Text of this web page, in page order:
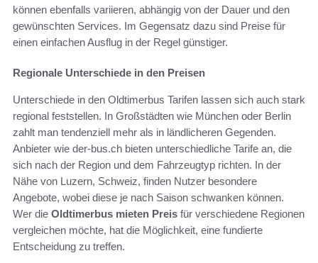
können ebenfalls variieren, abhängig von der Dauer und den
gewünschten Services. Im Gegensatz dazu sind Preise für
einen einfachen Ausflug in der Regel günstiger.
Regionale Unterschiede in den Preisen
Unterschiede in den Oldtimerbus Tarifen lassen sich auch stark
regional feststellen. In Großstädten wie München oder Berlin
zahlt man tendenziell mehr als in ländlicheren Gegenden.
Anbieter wie der-bus.ch bieten unterschiedliche Tarife an, die
sich nach der Region und dem Fahrzeugtyp richten. In der
Nähe von Luzern, Schweiz, finden Nutzer besondere
Angebote, wobei diese je nach Saison schwanken können.
Wer die Oldtimerbus mieten Preis für verschiedene Regionen
vergleichen möchte, hat die Möglichkeit, eine fundierte
Entscheidung zu treffen.